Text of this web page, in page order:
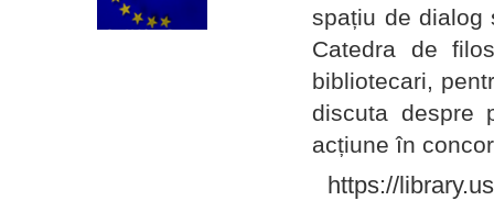
spațiu de dialog
Catedra de
bibliotecari,
discuta despre
acțiune în
https://